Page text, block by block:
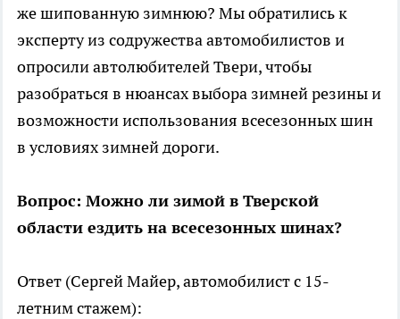
же шипованную зимнюю? Мы обратились к
эксперту из содружества автомобилистов и
опросили автолюбителей Твери, чтобы
разобраться в нюансах выбора зимней резины и
возможности использования всесезонных шин
в условиях зимней дороги.
Вопрос: Можно ли зимой в Тверской
области ездить на всесезонных шинах?
Ответ (Сергей Майер, автомобилист с 15-
летним стажем):